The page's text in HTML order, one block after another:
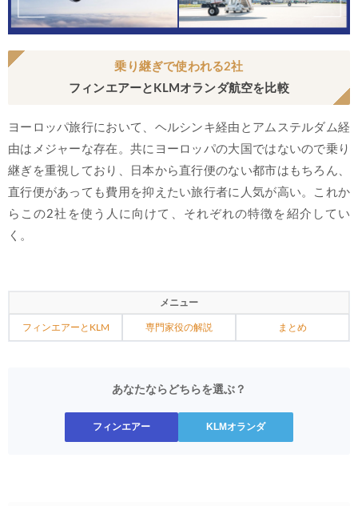
乗り継ぎで使われる2社
フィンエアーとKLMオランダ航空を比較
ヨーロッパ旅行において、ヘルシンキ経由とアムステルダム経
由はメジャーな存在。共にヨーロッパの大国ではないので乗り
継ぎを重視しており、日本から直行便のない都市はもちろん、
直行便があっても費用を抑えたい旅行者に人気が高い。これか
らこの2社を使う人に向けて、それぞれの特徴を紹介してい
く。
メニュー
フィンエアーとKLM 専門家役の解説 まとめ
あなたならどちらを選ぶ？
フィンエアー KLMオランダ